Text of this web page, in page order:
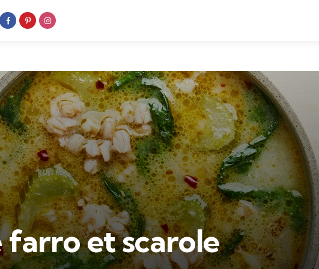
farro et scarole